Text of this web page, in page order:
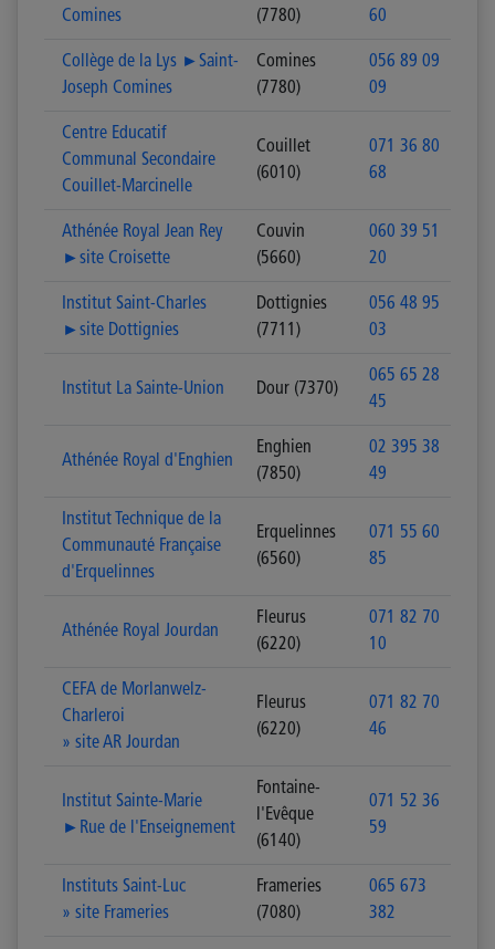
Comines
(7780)
60
Collège de la Lys ►Saint-
Joseph Comines
Comines
(7780)
056 89 09
09
Centre Educatif
Communal Secondaire
Couillet-Marcinelle
Couillet
(6010)
071 36 80
68
Athénée Royal Jean Rey
►site Croisette
Couvin
(5660)
060 39 51
20
Institut Saint-Charles
►site Dottignies
Dottignies
(7711)
056 48 95
03
Institut La Sainte-Union Dour (7370)
065 65 28
45
Athénée Royal d'Enghien
Enghien
(7850)
02 395 38
49
Institut Technique de la
Communauté Française
d'Erquelinnes
Erquelinnes
(6560)
071 55 60
85
Athénée Royal Jourdan
Fleurus
(6220)
071 82 70
10
CEFA de Morlanwelz-
Charleroi
» site AR Jourdan
Fleurus
(6220)
071 82 70
46
Institut Sainte-Marie
►Rue de l'Enseignement
Fontaine-
l'Evêque
(6140)
071 52 36
59
Instituts Saint-Luc
» site Frameries
Frameries
(7080)
065 673
382